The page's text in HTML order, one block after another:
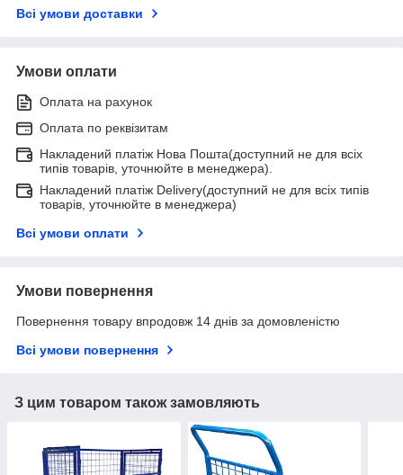
Всі умови доставки
Умови оплати
Оплата на рахунок
Оплата по реквізитам
Накладений платіж Нова Пошта(доступний не для всіх
типів товарів, уточнюйте в менеджера).
Накладений платіж Delivery(доступний не для всіх типів
товарів, уточнюйте в менеджера)
Всі умови оплати
Умови повернення
Повернення товару впродовж 14 днів за домовленістю
Всі умови повернення
З цим товаром також замовляють